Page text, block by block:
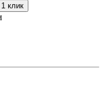
клик